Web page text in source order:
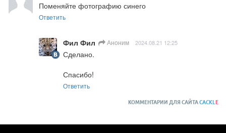
Поменяйте фотографию синего
Ответить
Фил Фил Аноним 2024.08.21 12:25
Сделано.
Спасибо!
Ответить
КОММЕНТАРИИ ДЛЯ САЙТАCACKL E